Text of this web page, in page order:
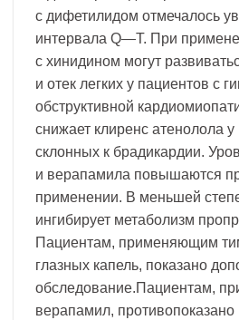
с дифетилидом отмечалось
интервала Q—T. При
с хинидином могут
и отек легких у пациентов с
обструктивной
снижает клиренс атенолола у
склонных к брадикардии.
и верапамила повышаются
применении. В меньшей
ингибирует метаболизм
Пациентам, применяющим
глазных капель, показано
обследование.Пациентам,
верапамил,